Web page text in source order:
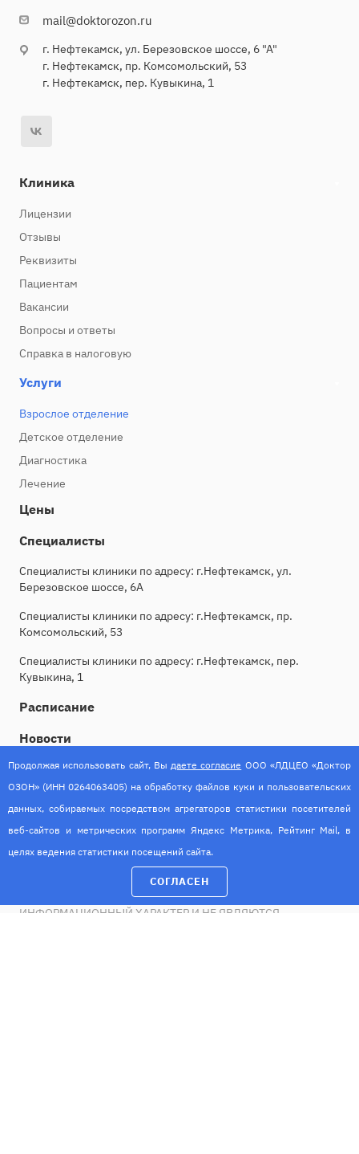
mail@doktorozon.ru
г. Нефтекамск, ул. Березовское шоссе, 6 "А"
г. Нефтекамск, пр. Комсомольский, 53
г. Нефтекамск, пер. Кувыкина, 1
Клиника
Лицензии
Отзывы
Реквизиты
Пациентам
Вакансии
Вопросы и ответы
Справка в налоговую
Услуги
Взрослое отделение
Детское отделение
Диагностика
Лечение
Цены
Специалисты
Специалисты клиники по адресу: г.Нефтекамск, ул.
Березовское шоссе, 6А
Специалисты клиники по адресу: г.Нефтекамск, пр.
Комсомольский, 53
Специалисты клиники по адресу: г.Нефтекамск, пер.
Кувыкина, 1
Расписание
Новости
Контакты
© 2026 Лечебно-диагностический центр естественного
оздоровления "Доктор ОЗОН"
УКАЗАННЫЕ НА САЙТЕ МАТЕРИАЛЫ НОСЯТ
ИНФОРМАЦИОННЫЙ ХАРАКТЕР И НЕ ЯВЛЯЮТСЯ
Продолжая использовать сайт, Вы даете согласие ООО «ЛДЦЕО «Доктор
ОЗОН» (ИНН 0264063405) на обработку файлов куки и пользовательских
данных, собираемых посредством агрегаторов статистики посетителей
веб-сайтов и метрических программ Яндекс Метрика, Рейтинг Mail, в
целях ведения статистики посещений сайта.
СОГЛАСЕН
ИМЕЮТСЯ ПРОТИВОПОКАЗАНИЯ. НЕОБХОДИМА
КОНСУЛЬТАЦИЯ СПЕЦИАЛИСТА